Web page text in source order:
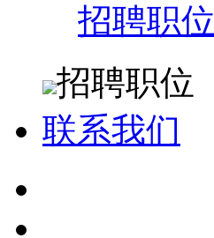
招聘职位
招聘职位
联系我们